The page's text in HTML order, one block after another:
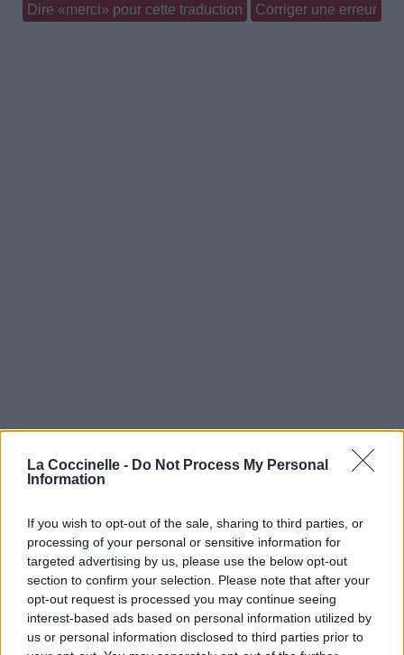
La Coccinelle - Do Not Process My Personal
Information
If you wish to opt-out of the sale, sharing to third parties, or
processing of your personal or sensitive information for
targeted advertising by us, please use the below opt-out
section to confirm your selection. Please note that after your
opt-out request is processed you may continue seeing
interest-based ads based on personal information utilized by
us or personal information disclosed to third parties prior to
Dire «merci» pour cette traduction Corriger une erreur